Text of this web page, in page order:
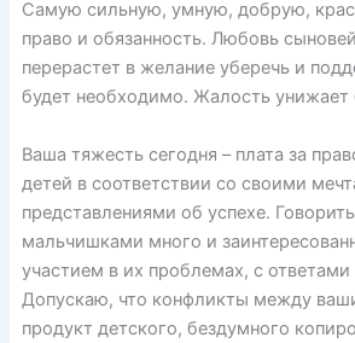
Самую сильную, умную, добрую,
право и обязанность. Любовь
перерастет в желание уберечь и
будет необходимо. Жалость
Ваша тяжесть сегодня – плата за
детей в соответствии со своими
представлениями об успехе.
мальчишками много и
участием в их проблемах, с
Допускаю, что конфликты между
продукт детского, бездумного